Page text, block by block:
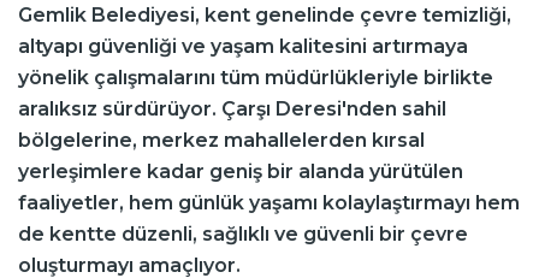
Gemlik Belediyesi, kent genelinde çevre temizliği,
altyapı güvenliği ve yaşam kalitesini artırmaya
yönelik çalışmalarını tüm müdürlükleriyle birlikte
aralıksız sürdürüyor. Çarşı Deresi'nden sahil
bölgelerine, merkez mahallelerden kırsal
yerleşimlere kadar geniş bir alanda yürütülen
faaliyetler, hem günlük yaşamı kolaylaştırmayı hem
de kentte düzenli, sağlıklı ve güvenli bir çevre
oluşturmayı amaçlıyor.